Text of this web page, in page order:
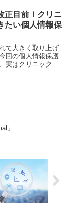
となっています。
リピ...
正目前！クリニ
たい個人情報保
て大きく取り上げ
回の個人情報保護
実はクリニックを
」